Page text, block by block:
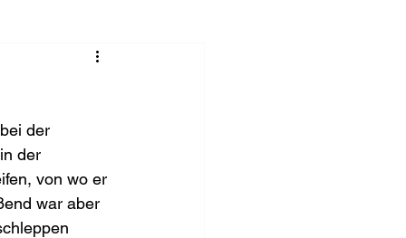
der
der
von wo er
war aber